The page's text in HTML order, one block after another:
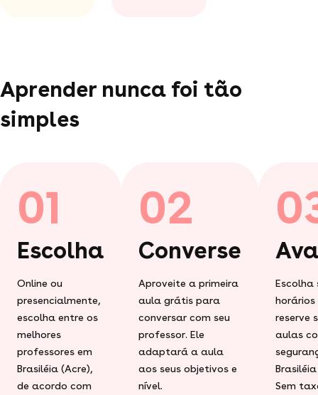
Aprender nunca foi tão
simples
01
Escolha
Online ou
presencialmente,
escolha entre os
melhores
professores em
Brasiléia (Acre),
de acordo com
02
Converse
Aproveite a primeira
aula grátis para
conversar com seu
professor. Ele
adaptará a aula
aos seus objetivos e
nível.
Escolha
horários
reserve
aulas
Sem